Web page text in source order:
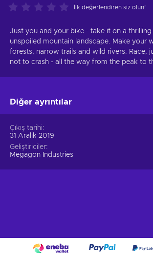
İlk değerlendiren siz olun!
Just you and your bike - take it on a
unspoiled mountain landscape. Make your
forests, narrow trails and wild rivers. Race,
not to crash - all the way from the peak to
Diğer ayrıntılar
Çıkış tarihi
31 Aralık 2019
Geliştiriciler
Megagon Industries